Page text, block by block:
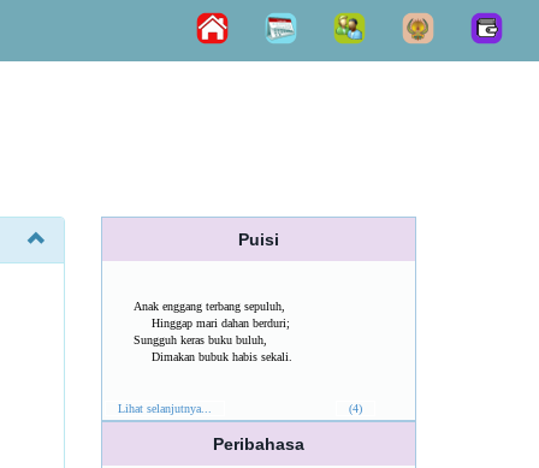
Puisi
Anak enggang terbang sepuluh,
Hinggap mari dahan berduri;
Sungguh keras buku buluh,
Dimakan bubuk habis sekali.
Lihat selanjutnya... (4)
Peribahasa